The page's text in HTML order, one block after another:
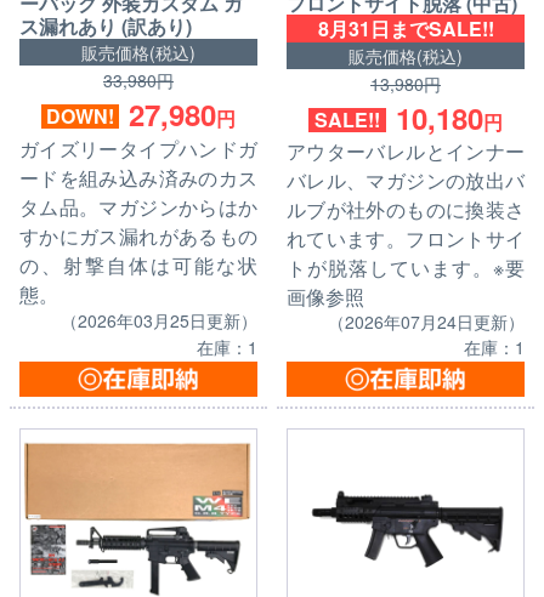
ス漏れあり (訳あり)
販売価格(税込)
33,980円
DOWN! 27,980円
ガイズリータイプハンドガ
ードを組み込み済みのカス
タム品。マガジンからはか
すかにガス漏れがあるもの
の、射撃自体は可能な状
態。
（2026年03月25日更新）
在庫：1
8月31日までSALE!!
販売価格(税込)
13,980円
SALE!! 10,180円
アウターバレルとインナー
バレル、マガジンの放出バ
ルブが社外のものに換装さ
れています。フロントサイ
トが脱落しています。※要
画像参照
（2026年07月24日更新）
在庫：1